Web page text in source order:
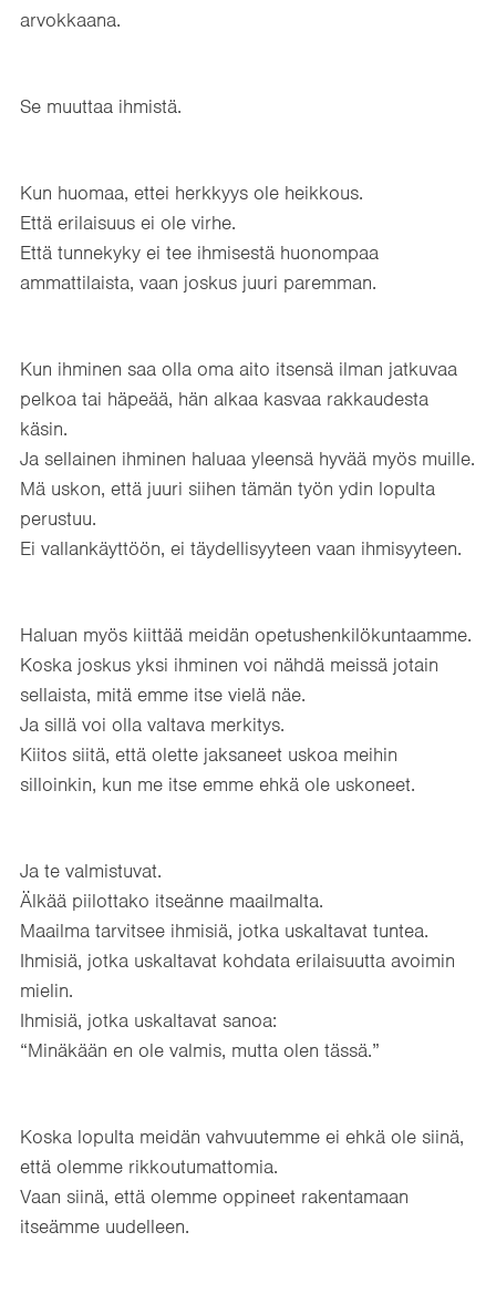
arvokkaana.
Se muuttaa ihmistä.
Kun huomaa, ettei herkkyys ole heikkous.
Että erilaisuus ei ole virhe.
Että tunnekyky ei tee ihmisestä huonompaa
ammattilaista, vaan joskus juuri paremman.
Kun ihminen saa olla oma aito itsensä ilman jatkuvaa
pelkoa tai häpeää, hän alkaa kasvaa rakkaudesta
käsin.
Ja sellainen ihminen haluaa yleensä hyvää myös muille.
Mä uskon, että juuri siihen tämän työn ydin lopulta
perustuu.
Ei vallankäyttöön, ei täydellisyyteen vaan ihmisyyteen.
Haluan myös kiittää meidän opetushenkilökuntaamme.
Koska joskus yksi ihminen voi nähdä meissä jotain
sellaista, mitä emme itse vielä näe.
Ja sillä voi olla valtava merkitys.
Kiitos siitä, että olette jaksaneet uskoa meihin
silloinkin, kun me itse emme ehkä ole uskoneet.
Ja te valmistuvat.
Älkää piilottako itseänne maailmalta.
Maailma tarvitsee ihmisiä, jotka uskaltavat tuntea.
Ihmisiä, jotka uskaltavat kohdata erilaisuutta avoimin
mielin.
Ihmisiä, jotka uskaltavat sanoa:
“Minäkään en ole valmis, mutta olen tässä.”
Koska lopulta meidän vahvuutemme ei ehkä ole siinä,
että olemme rikkoutumattomia.
Vaan siinä, että olemme oppineet rakentamaan
itseämme uudelleen.